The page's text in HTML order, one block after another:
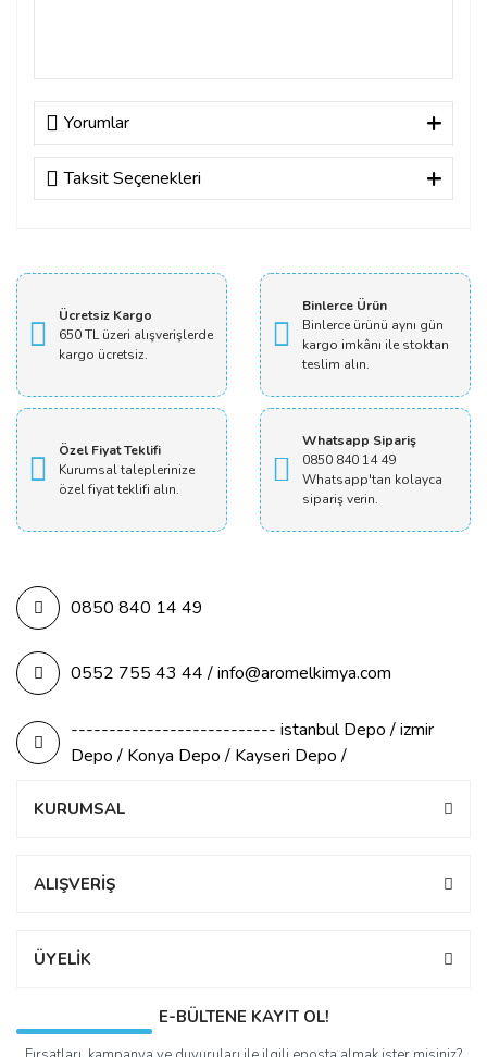
Yorumlar
Bu ürüne ilk yorumu siz yapın!
Taksit Seçenekleri
Ücretsiz Kargo
650 TL üzeri alışverişlerde
kargo ücretsiz.
Binlerce Ürün
Binlerce ürünü aynı gün
kargo imkânı ile stoktan
teslim alın.
Özel Fiyat Teklifi
Kurumsal taleplerinize
özel fiyat teklifi alın.
Whatsapp Sipariş
0850 840 14 49
Whatsapp'tan kolayca
sipariş verin.
0850 840 14 49
0552 755 43 44 / info@aromelkimya.com
--------------------------- istanbul Depo / izmir
Depo / Konya Depo / Kayseri Depo /
KURUMSAL
ALIŞVERİŞ
ÜYELİK
E-BÜLTENE KAYIT OL!